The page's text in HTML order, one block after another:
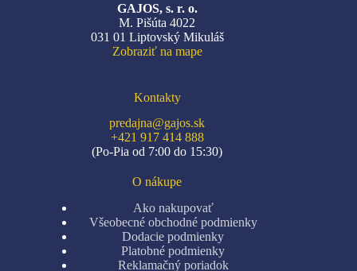
GAJOS, s. r. o.
M. Pišúta 4022
031 01 Liptovský Mikuláš
Zobraziť na mape
Kontakty
predajna@gajos.sk
+421 917 414 888
(Po-Pia od 7:00 do 15:30)
O nákupe
Ako nakupovať
Všeobecné obchodné podmienky
Dodacie podmienky
Platobné podmienky
Reklamačný poriadok